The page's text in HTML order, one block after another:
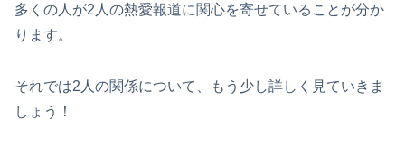
多くの人が2人の熱愛報道に関心を寄せていることが分か
ります。
それでは2人の関係について、もう少し詳しく見ていきま
しょう！